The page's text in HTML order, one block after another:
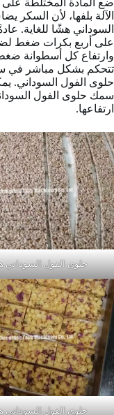
ضع المادة المختلطة
الآلة بلفها، لأن السكر
السوداني هشًا للغاية.
على أربع بكرات ضغط
وارتفاع كل أسطوانة
تتحكم بشكل مباشر في
حلوى الفول السوداني.
سمك حلوى الفول
ارتفاعها.
حلوى الفول السوداني
حلوى الفول السوداني